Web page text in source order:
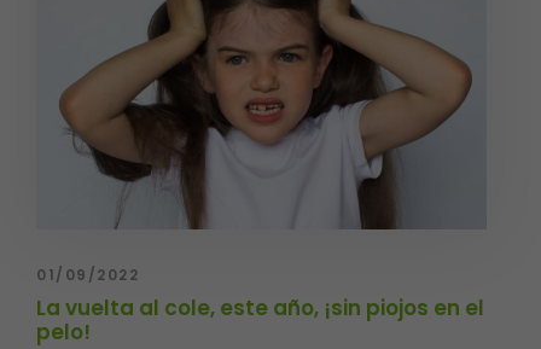
01/09/2022
La vuelta al cole, este año, ¡sin piojos en el
pelo!